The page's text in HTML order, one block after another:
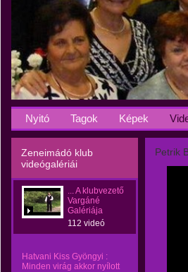
Nyitó Tagok Képek
Zeneimádó klub
videógalériái
... A klubvezető
Vargáné
Galériája
112 videó
Hatvani Kiss Gyöngyi :
Minden virág akkor nyílott
Petrik